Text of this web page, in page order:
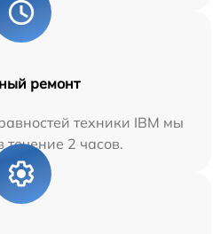
ремонт
техники IBM мы
течение 2 часов.